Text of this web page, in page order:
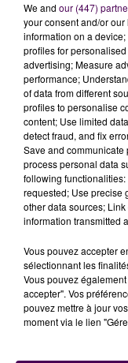
Les anciens
UNE PLACE
Les commerçants
matin ont été
doit se tenir le
profitera pour
venir :la place du
végétalisée
plantation
We and our (447)
your consent and/or
information on a
profiles for
advertising; Measure
performance;
of data from different
profiles to personalise
content; Use limited
detect fraud, and fix
Save and
process personal data
following
requested; Use precise
other data sources;
information transmitted
Vous pouvez accepter
sélectionnant les
Vous pouvez
accepter". Vos
pouvez mettre à jour
moment via le lien